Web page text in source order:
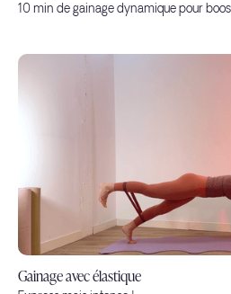
10 min de gainage dynamique pour
Gainage avec élastique